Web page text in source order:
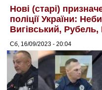
Нові (старі)
поліції України:
Вигівський, Рубель,
Сб, 16/09/2023 - 20:04